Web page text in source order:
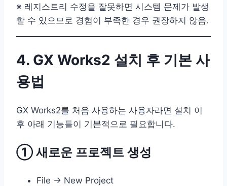
※ 레지스트리 수정을 잘못하면 시스템 문제가 발생
할 수 있으므로 경험이 부족한 경우 권장하지 않음.
4. GX Works2 설치 후 기본 사
용법
GX Works2를 처음 사용하는 사용자라면 설치 이
후 아래 기능들이 기본적으로 필요합니다.
① 새로운 프로젝트 생성
File → New Project